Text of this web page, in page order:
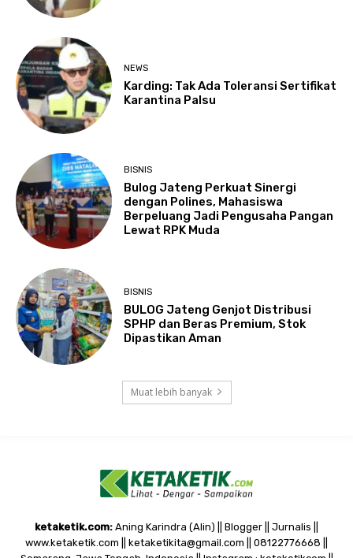
NEWS
Karding: Tak Ada Toleransi Sertifikat
Karantina Palsu
BISNIS
Bulog Jateng Perkuat Sinergi
dengan Polines, Mahasiswa
Berpeluang Jadi Pengusaha Pangan
Lewat RPK Muda
BISNIS
BULOG Jateng Genjot Distribusi
SPHP dan Beras Premium, Stok
Dipastikan Aman
Muat lebih banyak
ketaketik.com: Aning Karindra (Alin) || Blogger || Jurnalis ||
www.ketaketik.com || ketaketikita@gmail.com || 08122776668 ||